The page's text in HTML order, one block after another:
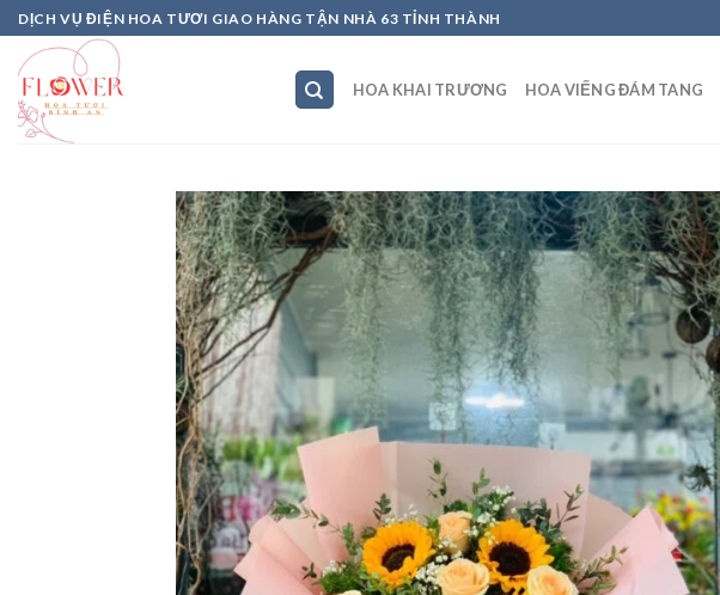
Skip
to
content
DỊCH VỤ ĐIỆN HOA TƯƠI GIAO HÀNG TẬN NHÀ 63 TỈNH THÀNH
HOA KHAI TRƯƠNG HOA VIẾNG ĐÁM TANG